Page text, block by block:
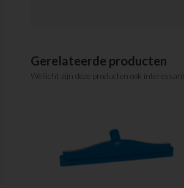
Gerelateerde producten
Wellicht zijn deze producten ook interessant.